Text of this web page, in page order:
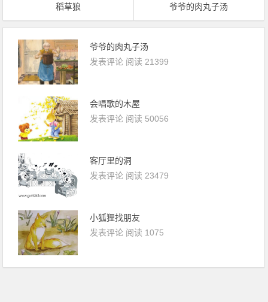
稻草狼
爷爷的肉丸子汤
爷爷的肉丸子汤
发表评论 阅读 21399
会唱歌的木屋
发表评论 阅读 50056
客厅里的洞
发表评论 阅读 23479
小狐狸找朋友
发表评论 阅读 1075